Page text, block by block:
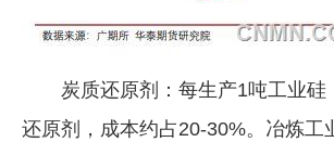
炭质还原剂：每生产1吨工业硅
还原剂，成本约占20-30%。冶炼工